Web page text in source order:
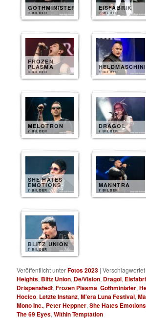
GOTHMINISTER
9 BILDER
EISFABRIK
9 BILDER
FROZEN
PLASMA
8 BILDER
HELDMASCHINE
8 BILDER
MELOTRON
7 BILDER
DRAGOL
7 BILDER
SHE HATES
EMOTIONS
7 BILDER
MANNTRA
7 BILDER
BLITZ UNION
7 BILDER
Veröffentlicht unterFotos 2023 |
Heights, Blitz Union, De/Vision, Dragol,
Drispenstedt,Frozen Plasma,Gothminister,
Hocico, Letzte Instanz,M'era Luna Festival,
Mono Inc., Peter Heppner,She Hates Emotions
The 69 Eyes,Within Temptation